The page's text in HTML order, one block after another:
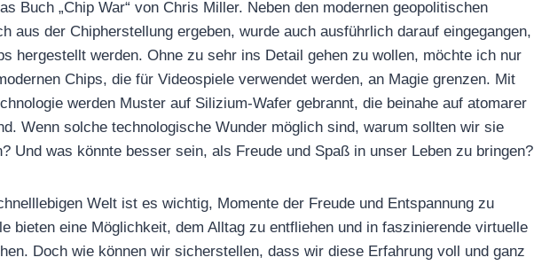
Buch „Chip War“ von Chris Miller. Neben den modernen geopolitischen
aus der Chipherstellung ergeben, wurde auch ausführlich darauf eingegangen,
hergestellt werden. Ohne zu sehr ins Detail gehen zu wollen, möchte ich nur
Chips, die für Videospiele verwendet werden, an Magie grenzen. Mit
werden Muster auf Silizium-Wafer gebrannt, die beinahe auf atomarer
Wenn solche technologische Wunder möglich sind, warum sollten wir sie
Und was könnte besser sein, als Freude und Spaß in unser Leben zu bringen?
Welt ist es wichtig, Momente der Freude und Entspannung zu
bieten eine Möglichkeit, dem Alltag zu entfliehen und in faszinierende virtuelle
Doch wie können wir sicherstellen, dass wir diese Erfahrung voll und ganz